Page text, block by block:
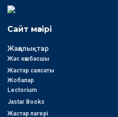
Сайт мәзірі
Жаңалықтар
Жас көшбасшы
Жастар саясаты
Жобалар
Lectorium
Jastar Books
Жастар лагері